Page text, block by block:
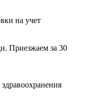
на учет
Приезжаем за 30